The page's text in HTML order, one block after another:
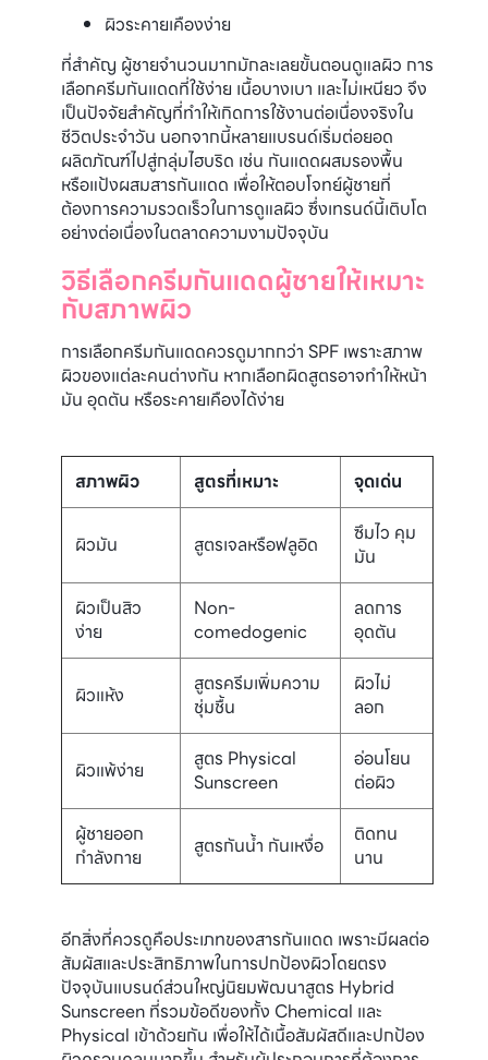
ผิวระคายเคืองง่าย
ที่สำคัญ ผู้ชายจำนวนมากมักละเลยขั้นตอนดูแลผิว การ
เลือกครีมกันแดดที่ใช้ง่าย เนื้อบางเบา และไม่เหนียว จึง
เป็นปัจจัยสำคัญที่ทำให้เกิดการใช้งานต่อเนื่องจริงใน
ชีวิตประจำวัน นอกจากนี้หลายแบรนด์เริ่มต่อยอด
ผลิตภัณฑ์ไปสู่กลุ่มไฮบริด เช่น กันแดดผสมรองพื้น
หรือแป้งผสมสารกันแดด เพื่อให้ตอบโจทย์ผู้ชายที่
ต้องการความรวดเร็วในการดูแลผิว ซึ่งเทรนด์นี้เติบโต
อย่างต่อเนื่องในตลาดความงามปัจจุบัน
วิธีเลือกครีมกันแดดผู้ชายให้เหมาะ
กับสภาพผิว
การเลือกครีมกันแดดควรดูมากกว่า SPF เพราะสภาพ
ผิวของแต่ละคนต่างกัน หากเลือกผิดสูตรอาจทำให้หน้า
มัน อุดตัน หรือระคายเคืองได้ง่าย
สภาพผิว สูตรที่เหมาะ จุดเด่น
ผิวมัน สูตรเจลหรือฟลูอิด
ซึมไว คุม
มัน
ผิวเป็นสิว
ง่าย
Non-
comedogenic
ลดการ
อุดตัน
ผิวแห้ง
สูตรครีมเพิ่มความ
ชุ่มชื้น
ผิวไม่
ลอก
ผิวแพ้ง่าย
สูตร Physical
Sunscreen
อ่อนโยน
ต่อผิว
ผู้ชายออก
กำลังกาย
สูตรกันน้ำ กันเหงื่อ
ติดทน
นาน
อีกสิ่งที่ควรดูคือประเภทของสารกันแดด เพราะมีผลต่อ
สัมผัสและประสิทธิภาพในการปกป้องผิวโดยตรง
ปัจจุบันแบรนด์ส่วนใหญ่นิยมพัฒนาสูตร Hybrid
Sunscreen ที่รวมข้อดีของทั้ง Chemical และ
Physical เข้าด้วยกัน เพื่อให้ได้เนื้อสัมผัสดีและปกป้อง